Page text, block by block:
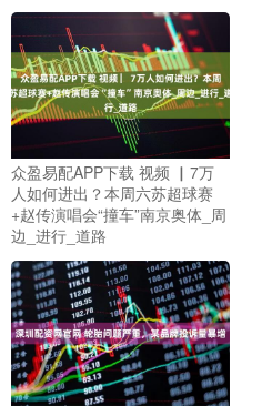
众盈易配APP下载 视频 ▏7万
人如何进出？本周六苏超球赛
+赵传演唱会“撞车”南京奥体_周
边_进行_道路